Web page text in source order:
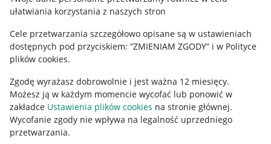
ułatwiania korzystania z naszych stron
Cele przetwarzania szczegółowo opisane są w ustawieniach
dostępnych pod przyciskiem: “ZMIENIAM ZGODY” i w Polityce
plików cookies.
Zgodę wyrażasz dobrowolnie i jest ważna 12 miesięcy.
Możesz ją w każdym momencie wycofać lub ponowić w
zakładce Ustawienia plików cookies na stronie głównej.
Wycofanie zgody nie wpływa na legalność uprzedniego
przetwarzania.
Ustawienia plików "cookies"
Udostępnianie lokalizacji
Informacje dla Aktu o Usługach Cyfrowych
Pobierz aplikację